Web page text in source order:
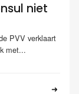
niet
PVV verklaart
met...